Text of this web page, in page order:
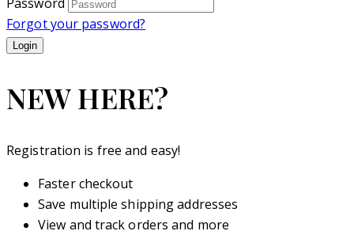
Forgot your password?
NEW HERE?
Registration is free and easy!
Faster checkout
Save multiple shipping addresses
View and track orders and more